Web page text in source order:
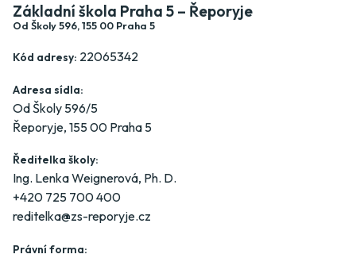
Základní škola Praha 5 – Řeporyje
Od Školy 596, 155 00 Praha 5
Kód adresy: 22065342
Adresa sídla:
Od Školy 596/5
Řeporyje, 155 00 Praha 5
Ředitelka školy:
Ing. Lenka Weignerová, Ph. D.
+420 725 700 400
reditelka@zs-reporyje.cz
Právní forma: